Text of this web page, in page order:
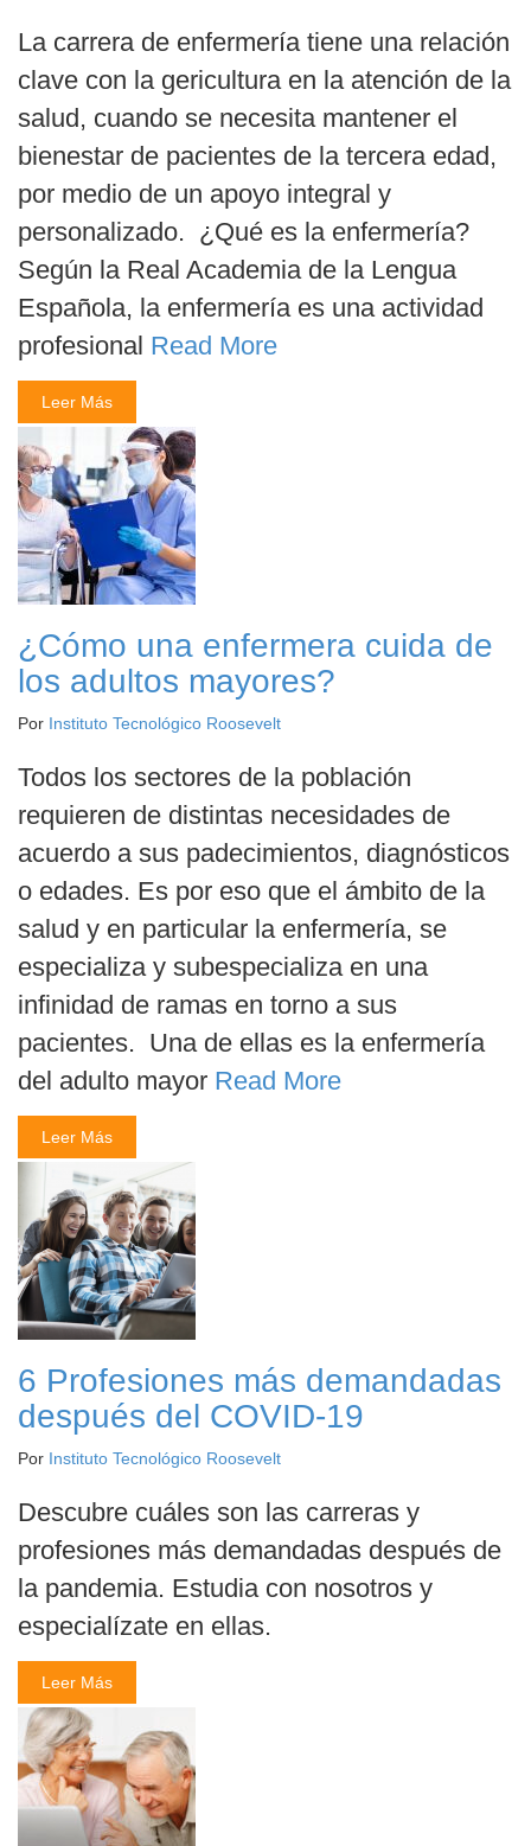
La carrera de enfermería tiene una relación
clave con la gericultura en la atención de la
salud, cuando se necesita mantener el
bienestar de pacientes de la tercera edad,
por medio de un apoyo integral y
personalizado. ¿Qué es la enfermería?
Según la Real Academia de la Lengua
Española, la enfermería es una actividad
profesional Read More
Leer Más
¿Cómo una enfermera cuida de
los adultos mayores?
Por Instituto Tecnológico Roosevelt
Todos los sectores de la población
requieren de distintas necesidades de
acuerdo a sus padecimientos, diagnósticos
o edades. Es por eso que el ámbito de la
salud y en particular la enfermería, se
especializa y subespecializa en una
infinidad de ramas en torno a sus
pacientes. Una de ellas es la enfermería
del adulto mayor Read More
Leer Más
6 Profesiones más demandadas
después del COVID-19
Por Instituto Tecnológico Roosevelt
Descubre cuáles son las carreras y
profesiones más demandadas después de
la pandemia. Estudia con nosotros y
especialízate en ellas.
Leer Más